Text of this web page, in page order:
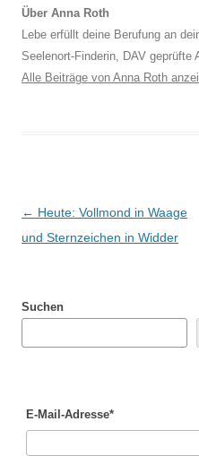
Über Anna Roth
Lebe erfüllt deine Berufung an
Seelenort-Finderin, DAV geprüfte
Alle Beiträge von Anna Roth
Beitragsnavigation
← Heute: Vollmond in Waage
und Sternzeichen in Widder
Suchen
E-Mail-Adresse*